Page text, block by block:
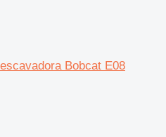
Bobcat E08